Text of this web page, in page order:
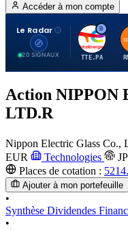
Accéder à mon compte
Le Radar
20 SIGNAUX
T
TTE.PA
Action NIPPON
LTD.R
Nippon Electric Glass Co.,
EUR
Technologies
Places de cotation :
Ajouter à mon portefeuille
•
Synthèse Dividendes
•